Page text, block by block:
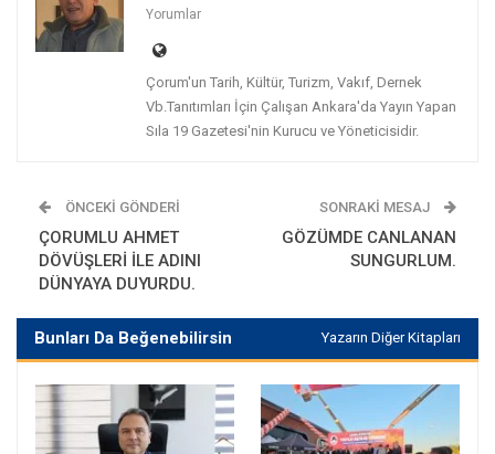
Yorumlar
Çorum'un Tarih, Kültür, Turizm, Vakıf, Dernek
Vb.Tanıtımları İçin Çalışan Ankara'da Yayın Yapan
Sıla 19 Gazetesi'nin Kurucu ve Yöneticisidir.
ÖNCEKI GÖNDERI
ÇORUMLU AHMET
DÖVÜŞLERİ İLE ADINI
DÜNYAYA DUYURDU.
SONRAKI MESAJ
GÖZÜMDE CANLANAN
SUNGURLUM.
Bunları Da Beğenebilirsin Yazarın Diğer Kitapları